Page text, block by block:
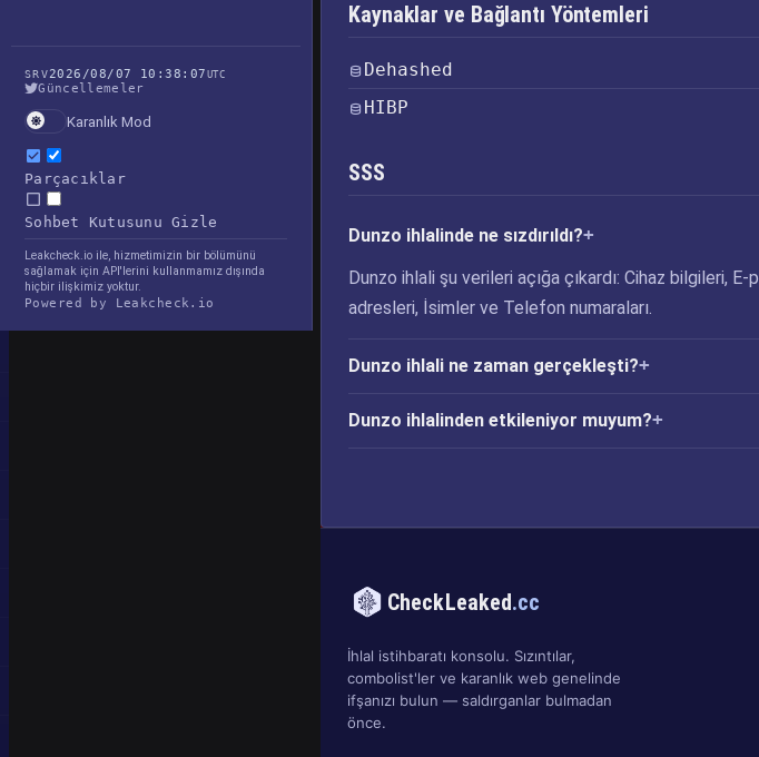
SRV2026/08/07 10:38:07UTC
Güncellemeler
Karanlık Mod
Parçacıklar
Sohbet Kutusunu Gizle
Leakcheck.io ile, hizmetimizin bir bölümünü
sağlamak için API'lerini kullanmamız dışında
hiçbir ilişkimiz yoktur.
Powered by Leakcheck.io
Kaynaklar ve Bağlantı Yöntemleri
Dehashed
HIBP
SSS
Dunzo ihlalinde ne sızdırıldı?
Dunzo ihlali şu verileri açığa çıkardı: Cihaz bilgileri,
adresleri, İsimler ve Telefon numaraları.
Dunzo ihlali ne zaman gerçekleşti?
Dunzo ihlalinden etkileniyor muyum?
CheckLeaked.cc
İhlal istihbaratı konsolu. Sızıntılar,
combolist'ler ve karanlık web genelinde
ifşanızı bulun — saldırganlar bulmadan
önce.